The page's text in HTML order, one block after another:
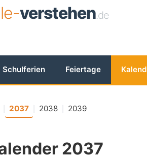
verstehen.de
Schulferien Feiertage
2037 2038 2039
2037